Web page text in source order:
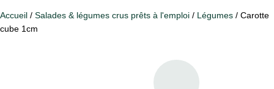
Accueil / Salades & légumes crus prêts à l'emploi / Légumes / Carotte
cube 1cm